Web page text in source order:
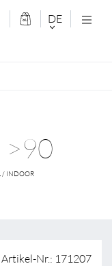
DE
>90
/ INDOOR
Artikel-Nr.: 171207